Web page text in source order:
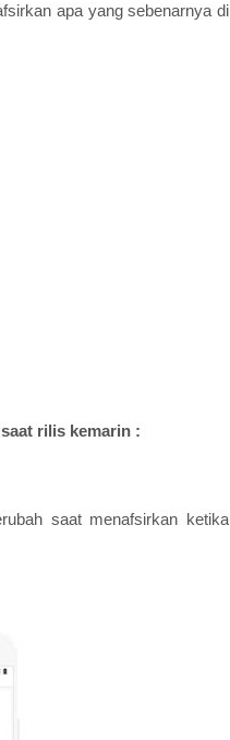
apa yang sebenarnya di
rilis kemarin :
saat menafsirkan ketika